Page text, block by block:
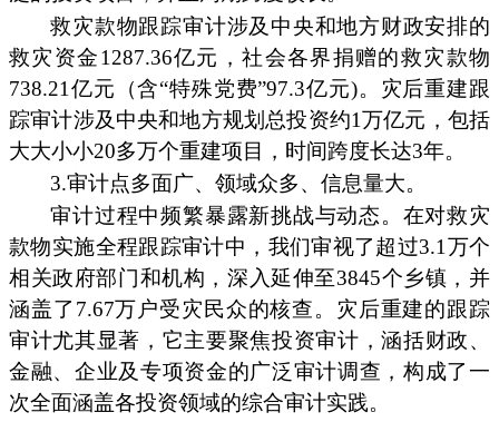
救灾款物跟踪审计涉及中央和地方财政安排的
救灾资金1287.36亿元，社会各界捐赠的救灾款物
738.21亿元（含“特殊党费”97.3亿元)。灾后重建跟
踪审计涉及中央和地方规划总投资约1万亿元，包括
大大小小20多万个重建项目，时间跨度长达3年。
3.审计点多面广、领域众多、信息量大。
审计过程中频繁暴露新挑战与动态。在对救灾
款物实施全程跟踪审计中，我们审视了超过3.1万个
相关政府部门和机构，深入延伸至3845个乡镇，并
涵盖了7.67万户受灾民众的核查。灾后重建的跟踪
审计尤其显著，它主要聚焦投资审计，涵括财政、
金融、企业及专项资金的广泛审计调查，构成了一
次全面涵盖各投资领域的综合审计实践。